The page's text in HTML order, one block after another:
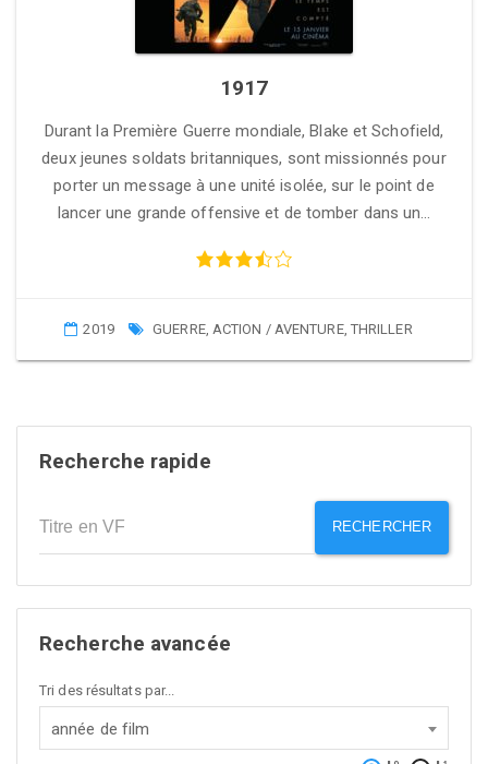
1917
Durant la Première Guerre mondiale, Blake et Schofield,
deux jeunes soldats britanniques, sont missionnés pour
porter un message à une unité isolée, sur le point de
lancer une grande offensive et de tomber dans un…
2019 GUERRE, ACTION / AVENTURE, THRILLER
Recherche rapide
RECHERCHER
Recherche avancée
Tri des résultats par...
année de film